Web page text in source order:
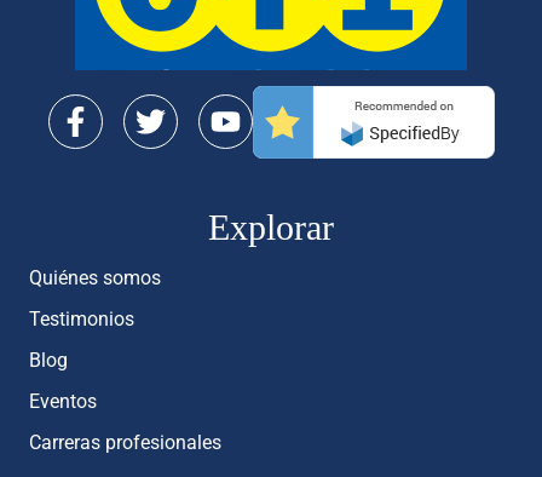
Explorar
Quiénes somos
Testimonios
Blog
Eventos
Carreras profesionales